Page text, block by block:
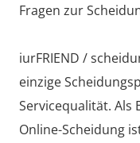
Fragen zur
iurFRIEND /
einzige
Servicequalität. Als
Online-Scheidung